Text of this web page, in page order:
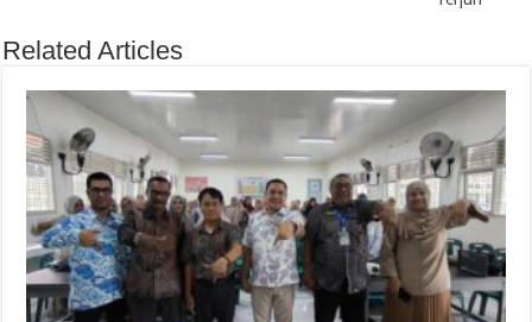
Related Articles